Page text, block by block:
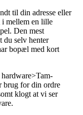
til din adresse eller
i mellem en lille
Den mest
du selv henter
bopæl med kort
brug for din ordre
klogt at vi ser